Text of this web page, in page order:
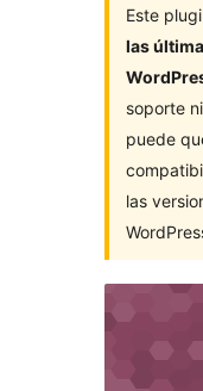
Este
las
soporte
puede
las